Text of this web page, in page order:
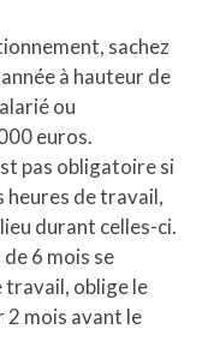
sachez
à hauteur de
ou
euros.
pas obligatoire si
heures de travail,
durant celles-ci.
6 mois se
travail, oblige le
2 mois avant le